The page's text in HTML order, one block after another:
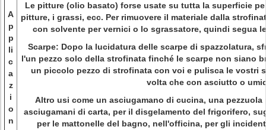
A
p
p
li
c
a
z
i
o
n
Le pitture (olio basato) forse usate su tutta la superficie
pitture, i grassi, ecc. Per rimuovere il materiale dalla
con solvente per vernici o lo sgrassatore, quindi segua
Scarpe: Dopo la lucidatura delle scarpe di spazzolatura,
l'un pezzo solo della strofinata finché le scarpe non siano
un piccolo pezzo di strofinata con voi e pulisca le vostri
volta che con asciutto o
Altro usi come un asciugamano di cucina, una
asciugamani di carta, per il disgelamento del frigorifero,
per le mattonelle del bagno, nell'officina, per gli